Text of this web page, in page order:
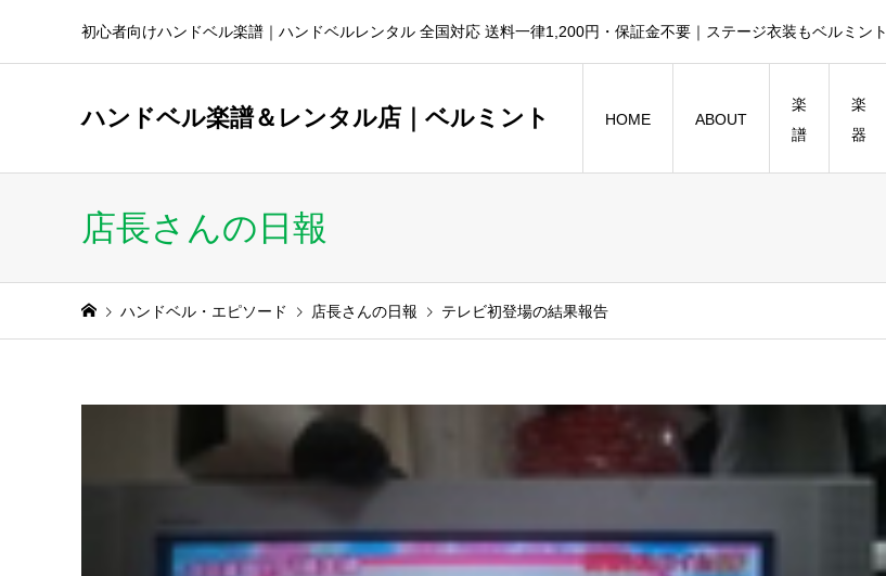
初心者向けハンドベル楽譜｜ハンドベルレンタル 全国対応 送料一律1,200円・保証金不要｜ステージ衣装もベルミント
ハンドベル楽譜＆レンタル店｜ベルミント HOME ABOUT
楽
譜
楽
器
店長さんの日報
ハンドベル・エピソード 店長さんの日報 テレビ初登場の結果報告